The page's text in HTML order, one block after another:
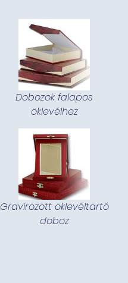
Dobozok falapos
oklevélhez
Gravírozott oklevéltartó
doboz